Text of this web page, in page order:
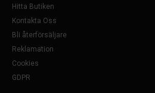
Hitta Butiken
Kontakta Oss
Bli återförsäljare
Reklamation
Cookies
GDPR